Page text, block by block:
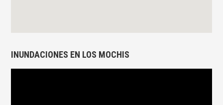
INUNDACIONES EN LOS MOCHIS